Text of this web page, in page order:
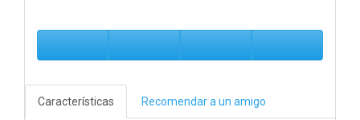
Características Recomendar a un amigo